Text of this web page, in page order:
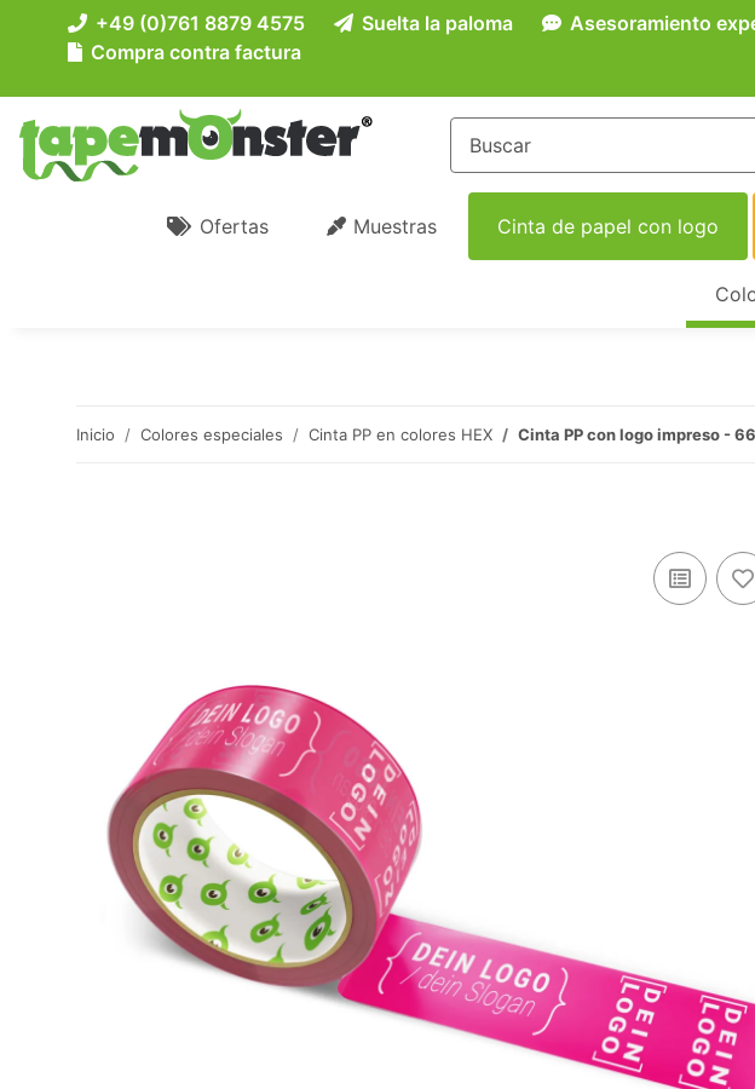
+49 (0)761 8879 4575 Suelta la paloma Asesoramiento
Compra contra factura
Ofertas Muestras Cinta de papel con logo
Inicio Colores especiales Cinta PP en colores HEX Cinta PP con logo impreso -